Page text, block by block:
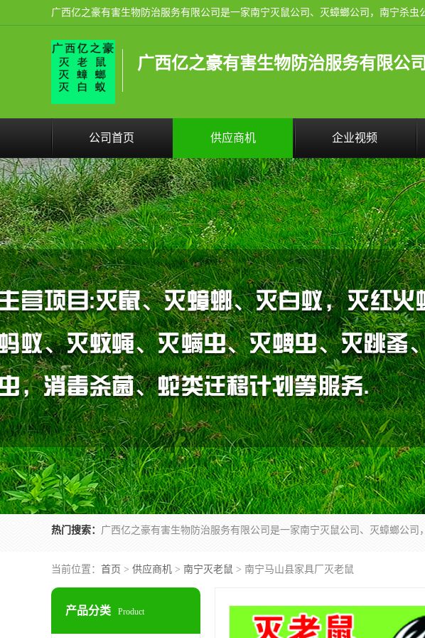
广西亿之豪有害生物防治服务有限公司
公司首页 供应商机 企业视频
热门搜索：
当前位置： 首页 > 供应商机 > 南宁灭老鼠 > 南宁马山县家具厂灭老鼠
产品分类 Product